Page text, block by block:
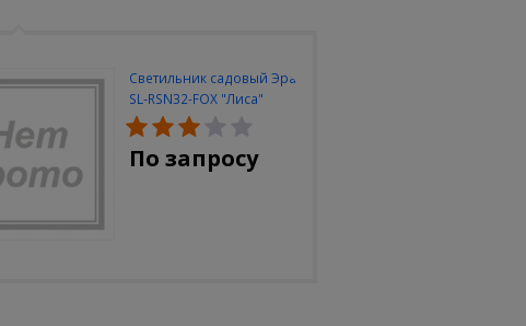
Светильник садовый Эра
SL-RSN32-FOX "Лиса"
солн.бат, полистоун,
цветной, 32 см
По запросу